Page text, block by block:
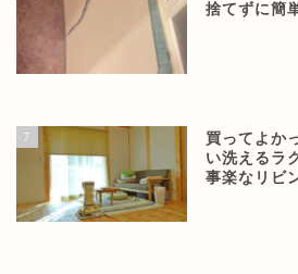
捨てずに簡
7
買ってよか
い洗えるラ
事楽なリビ